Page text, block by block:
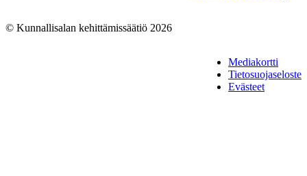
© Kunnallisalan kehittämissäätiö 2026
Mediakortti
Tietosuojaseloste
Evästeet